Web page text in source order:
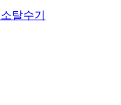
탈수기